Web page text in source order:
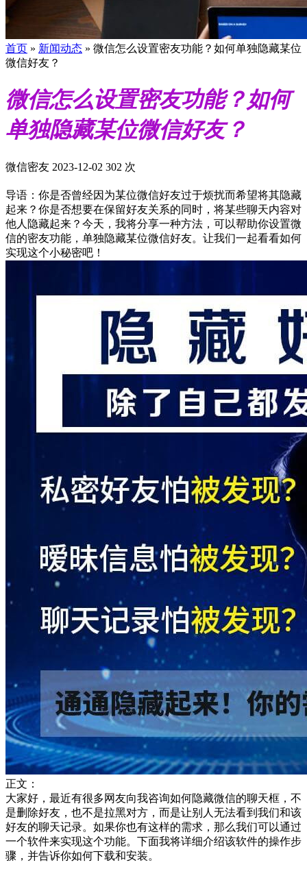
首页 » 新闻动态 » 微信怎么设置密友功能？如何单独隐藏某位
微信好友？
微信怎么设置密友功能？如何
单独隐藏某位微信好友？
微信密友 2023-12-02 302 次
导语：你是否曾经因为某位微信好友过于烦扰而希望将其隐藏
起来？你是否想要在保留好友关系的同时，将某些聊天内容对
他人隐藏起来？今天，我将分享一种方法，可以帮助你设置微
信的密友功能，单独隐藏某位微信好友。让我们一起看看如何
实现这个小秘密吧！
正文：
大家好，最近有很多网友向我咨询如何隐藏微信的聊天框，不
是删除好友，也不是拉黑对方，而是让别人无法看到我们和该
好友的聊天记录。如果你也有这样的需求，那么我们可以通过
一个软件来实现这个功能。下面我将详细介绍该软件的操作步
骤，并告诉你如何下载和安装。